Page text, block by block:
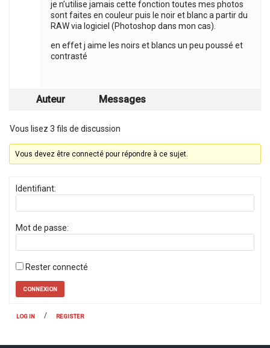
je n’utilise jamais cette fonction toutes mes photos
sont faites en couleur puis le noir et blanc a partir du
RAW via logiciel (Photoshop dans mon cas).
en effet j aime les noirs et blancs un peu poussé et
contrasté
Auteur Messages
Vous lisez 3 fils de discussion
Vous devez être connecté pour répondre à ce sujet.
Identifiant:
Mot de passe:
Rester connecté
CONNEXION
LOG IN / REGISTER